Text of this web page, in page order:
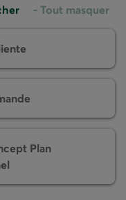
- Tout masquer
Plan